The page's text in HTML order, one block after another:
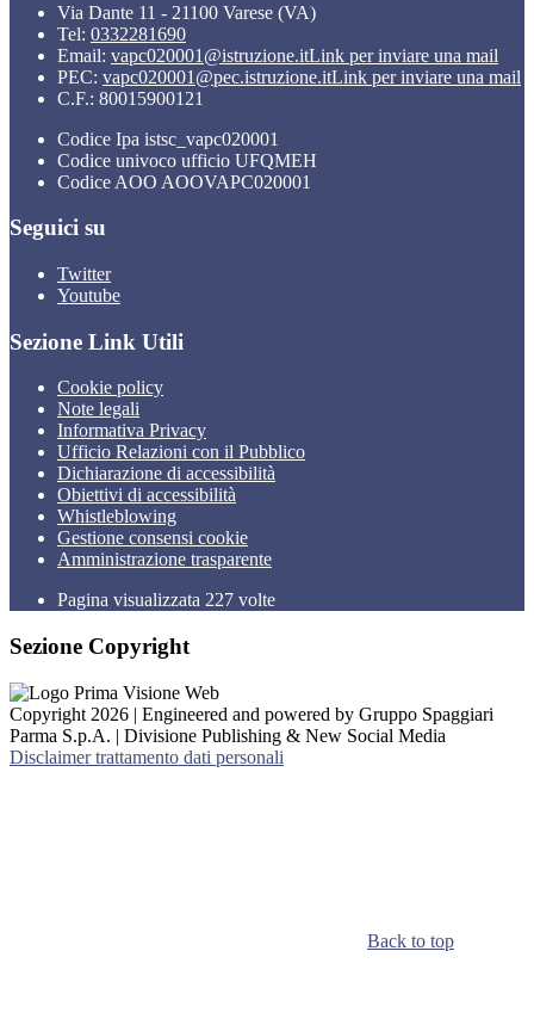
Via Dante 11 - 21100 Varese (VA)
Tel: 0332281690
Email: vapc020001@istruzione.itLink per inviare una mail
PEC: vapc020001@pec.istruzione.itLink per inviare una mail
C.F.: 80015900121
Codice Ipa istsc_vapc020001
Codice univoco ufficio UFQMEH
Codice AOO AOOVAPC020001
Seguici su
Twitter
Youtube
Sezione Link Utili
Cookie policy
Note legali
Informativa Privacy
Ufficio Relazioni con il Pubblico
Dichiarazione di accessibilità
Obiettivi di accessibilità
Whistleblowing
Gestione consensi cookie
Amministrazione trasparente
Pagina visualizzata 227 volte
Sezione Copyright
Copyright 2026 | Engineered and powered by Gruppo Spaggiari
Parma S.p.A. | Divisione Publishing & New Social Media
Disclaimer trattamento dati personali
Back to top